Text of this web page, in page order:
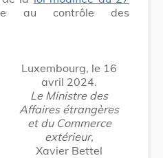
au contrôle des
Luxembourg, le 16
avril 2024.
Le Ministre des
Affaires étrangères
et du Commerce
extérieur,
Xavier Bettel